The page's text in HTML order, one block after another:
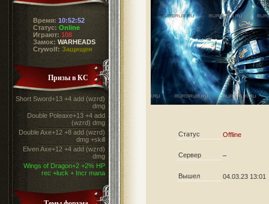
Время: 10:52:52
Статус: Online
Играют: 108
Замок: WARHEADS
Crywolf: Защищен
Призы в КС
Short Sword+13 +4 add (wzrd)
dmg
Double Poleaxe+13 +4 add
(wzrd) dmg
Double Axe+12 +8 add (wzrd)
dmg +skill
Elven Axe+12 +4 add (wzrd)
dmg
Wings of Dragon+2 +2% HP
rec +luck + Incr mana
Статус Offline
Сервер –
Вышел 04.03.23 13:01